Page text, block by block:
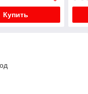
Купить